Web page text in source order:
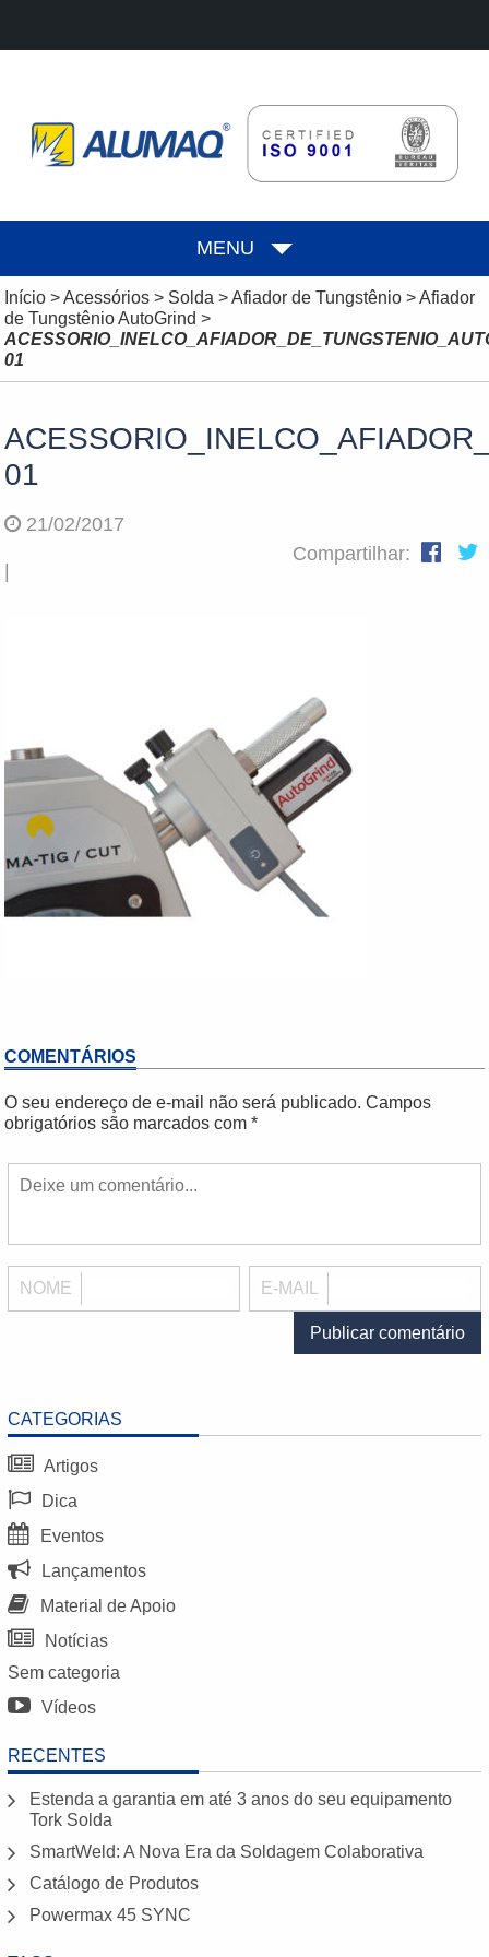
MENU
Início>Acessórios> Solda >Afiador de Tungstênio>Afiador
de Tungstênio AutoGrind >
01
CATEGORIAS
Artigos
Dica
Eventos
Lançamentos
Material de Apoio
Notícias
Sem categoria
Vídeos
RECENTES
Estenda a garantia em até 3 anos do seu equipamento
Tork Solda
SmartWeld: A Nova Era da Soldagem Colaborativa
Catálogo de Produtos
Powermax 45 SYNC
01
21/02/2017
|
Compartilhar:
COMENTÁRIOS
O seu endereço de e-mail não será publicado. Campos
obrigatórios são marcados com *
NOME E-MAIL